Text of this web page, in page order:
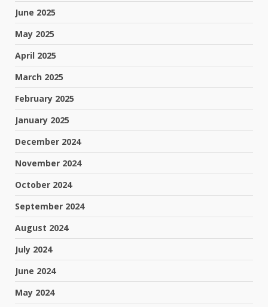
June 2025
May 2025
April 2025
March 2025
February 2025
January 2025
December 2024
November 2024
October 2024
September 2024
August 2024
July 2024
June 2024
May 2024